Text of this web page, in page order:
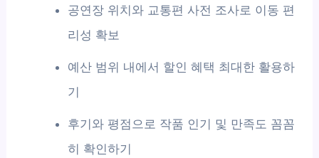
공연장 위치와 교통편 사전 조사로 이동 편
리성 확보
예산 범위 내에서 할인 혜택 최대한 활용하
기
후기와 평점으로 작품 인기 및 만족도 꼼꼼
히 확인하기